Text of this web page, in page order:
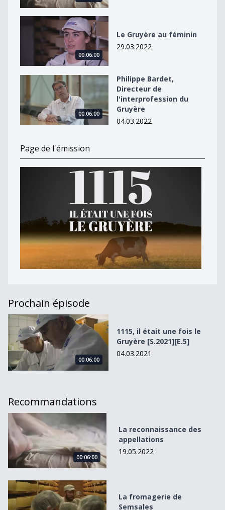
Le Gruyère au féminin
00:06:00
Le Gruyère au féminin
29.03.2022
Philippe Bardet, Directeur de l&#039;interprofession
00:06:00
Philippe Bardet,
Directeur de
l'interprofession du
Gruyère
04.03.2022
Page de l'émission
Prochain épisode
1115, il était une fois le Gruyère [S.2021][E.5]
00:06:00
1115, il était une fois le
Gruyère [S.2021][E.5]
04.03.2021
Recommandations
La reconnaissance des appellations
00:06:00
La reconnaissance des
appellations
19.05.2022
La fromagerie de Semsales
La fromagerie de
Semsales